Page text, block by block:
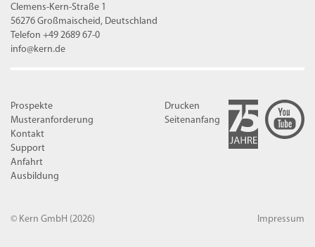
Clemens-Kern-Straße 1
56276 Großmaischeid, Deutschland
Telefon +49 2689 67-0
info@kern.de
Prospekte
Musteranforderung
Kontakt
Support
Anfahrt
Ausbildung
Drucken
Seitenanfang
© Kern GmbH (2026) Impressum